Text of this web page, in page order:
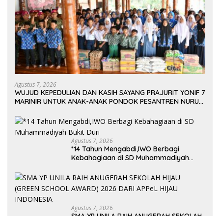
Agustus 7, 2026
WUJUD KEPEDULIAN DAN KASIH SAYANG PRAJURIT YONIF 7
MARINIR UNTUK ANAK-ANAK PONDOK PESANTREN NURUL
Agustus 7, 2026
*14 Tahun Mengabdi,IWO Berbagi
Kebahagiaan di SD Muhammadiyah
Agustus 7, 2026